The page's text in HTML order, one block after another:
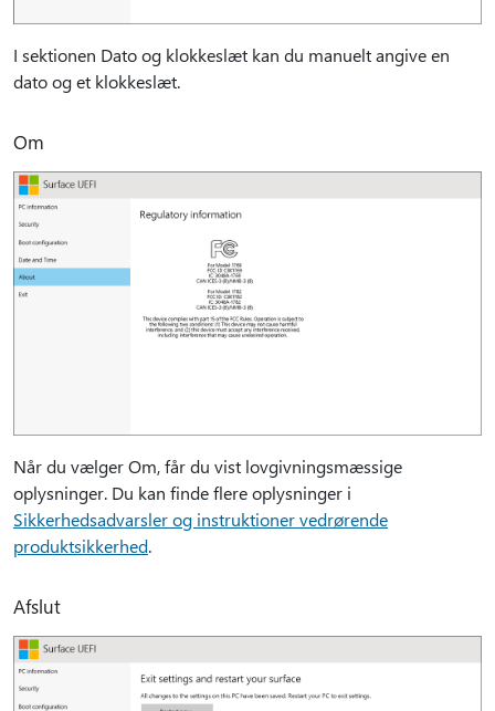
I sektionen Dato og klokkeslæt kan du manuelt angive en
dato og et klokkeslæt.
Om
Når du vælger Om, får du vist lovgivningsmæssige
oplysninger. Du kan finde flere oplysninger i
Sikkerhedsadvarsler og instruktioner vedrørende
produktsikkerhed.
Afslut